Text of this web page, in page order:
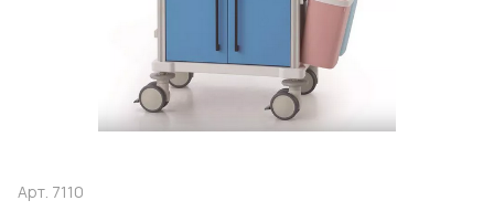
Арт. 7110